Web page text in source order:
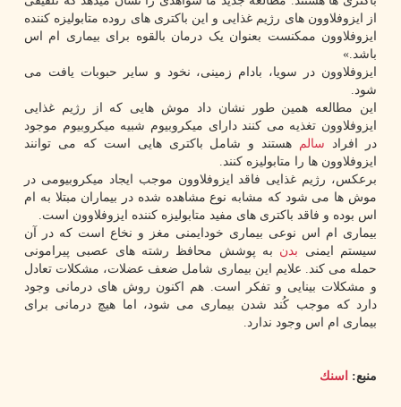
از ایزوفلاوون های رژیم غذایی و این باکتری های روده متابولیزه کننده
ایزوفلاوون ممکنست بعنوان یک درمان بالقوه برای بیماری ام اس
باشد.»
ایزوفلاوون در سویا، بادام زمینی، نخود و سایر حبوبات یافت می
شود.
این مطالعه همین طور نشان داد موش هایی که از رژیم غذایی
ایزوفلاوون تغذیه می کنند دارای میکروبیوم شبیه میکروبیوم موجود
در افراد سالم
هستند و شامل باکتری هایی است که می توانند
ایزوفلاوون ها را متابولیزه کنند.
برعکس، رژیم غذایی فاقد ایزوفلاوون موجب ایجاد میکروبیومی در
موش ها می شود که مشابه نوع مشاهده شده در بیماران مبتلا به ام
اس بوده و فاقد باکتری های مفید متابولیزه کننده ایزوفلاوون است.
بیماری ام اس نوعی بیماری خودایمنی مغز و نخاع است که در آن
سیستم ایمنی بدن به پوشش محافظ رشته های عصبی پیرامونی
حمله می کند. علایم این بیماری شامل ضعف عضلات، مشکلات تعادل
و مشکلات بینایی و تفکر است. هم اکنون روش های درمانی وجود
دارد که موجب کُند شدن بیماری می شود، اما هیچ درمانی برای
بیماری ام اس وجود ندارد.
منبع: اسنك